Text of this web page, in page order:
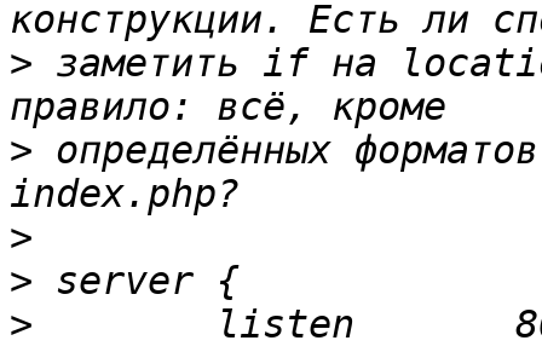
> заметить if на
> определённых
>
>
>